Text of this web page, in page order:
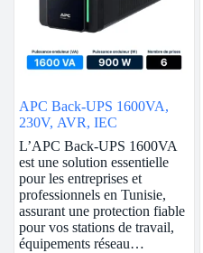
APC Back-UPS 1600VA,
230V, AVR, IEC
L’APC Back-UPS 1600VA
est une solution essentielle
pour les entreprises et
professionnels en Tunisie,
assurant une protection fiable
pour vos stations de travail,
équipements réseau…